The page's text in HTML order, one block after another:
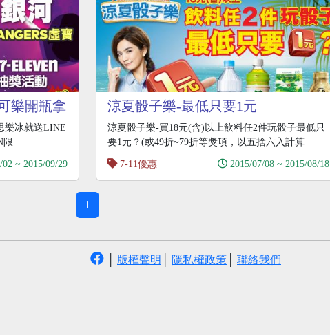
樂開瓶拿
樂冰就送LINE
限
02 ~ 2015/09/29
涼夏骰子樂-最低只要1元
涼夏骰子樂-買18元(含)以上飲料任2件玩骰子最低只
要1元？(或49折~79折等獎項，以五捨六入計算
7-11優惠
2015/07/08 ~ 2015/08/18
1
版權聲明 隱私權政策 聯絡我們